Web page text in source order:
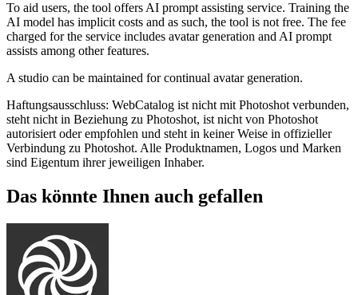
To aid users, the tool offers AI prompt assisting service. Training the
AI model has implicit costs and as such, the tool is not free. The fee
charged for the service includes avatar generation and AI prompt
assists among other features.
A studio can be maintained for continual avatar generation.
Haftungsausschluss: WebCatalog ist nicht mit Photoshot verbunden,
steht nicht in Beziehung zu Photoshot, ist nicht von Photoshot
autorisiert oder empfohlen und steht in keiner Weise in offizieller
Verbindung zu Photoshot. Alle Produktnamen, Logos und Marken
sind Eigentum ihrer jeweiligen Inhaber.
Das könnte Ihnen auch gefallen